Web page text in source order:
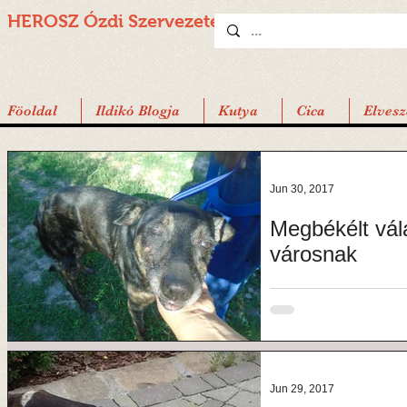
HEROSZ Ózdi Szervezete
Föoldal Ildikó Blogja Kutya Cica
Megbékélt
városnak
Megbékélt válasz egy
megfáradt, öreg
Jun 30, 2017
Jun 29, 2017